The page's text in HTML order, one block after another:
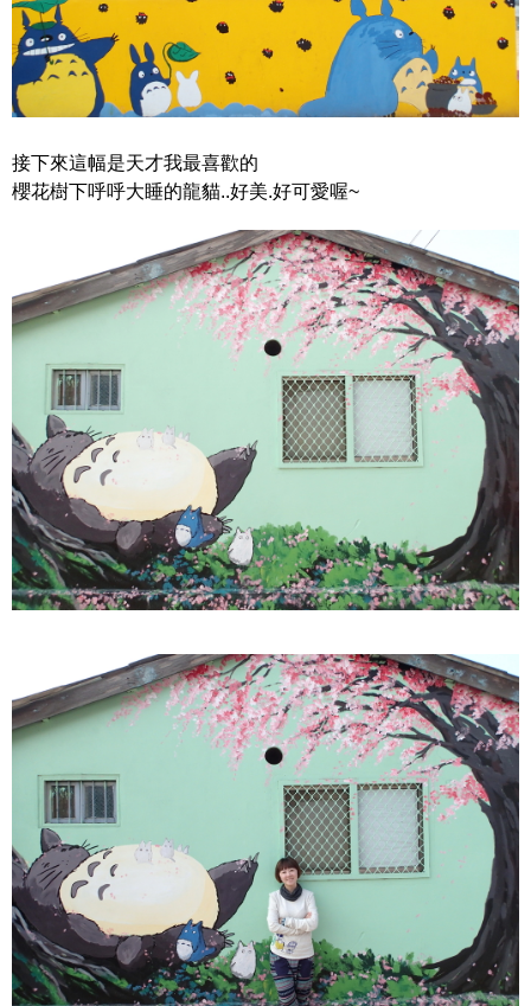
接下來這幅是天才我最喜歡的
櫻花樹下呼呼大睡的龍貓..好美.好可愛喔~